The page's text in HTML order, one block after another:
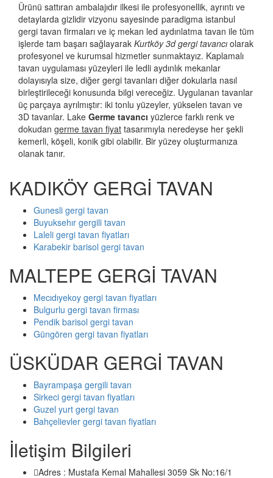
Ürünü sattıran ambalajıdır ilkesi ile profesyonellik, ayrıntı ve
detaylarda gizlidir vizyonu sayesinde paradigma istanbul
gergi tavan firmaları ve iç mekan led aydınlatma tavan ile tüm
işlerde tam başarı sağlayarak Kurtköy 3d gergi tavancı olarak
profesyonel ve kurumsal hizmetler sunmaktayız. Kaplamalı
tavan uygulaması yüzeyleri ile ledli aydınlık mekanlar
dolayısıyla size, diğer gergi tavanları diğer dokularla nasıl
birleştirileceği konusunda bilgi vereceğiz. Uygulanan tavanlar
üç parçaya ayrılmıştır: iki tonlu yüzeyler, yükselen tavan ve
3D tavanlar. Lake Germe tavancı yüzlerce farklı renk ve
dokudan germe tavan fiyat tasarımıyla neredeyse her şekli
kemerli, köşeli, konik gibi olabilir. Bir yüzey oluşturmanıza
olanak tanır.
KADIKÖY GERGİ TAVAN
Gunesli gergi tavan
Buyuksehır gergili tavan
Laleli gergi tavan fiyatları
Karabekir barisol gergi tavan
MALTEPE GERGİ TAVAN
Mecıdıyekoy gergi tavan fiyatları
Bulgurlu gergi tavan firması
Pendik barisol gergi tavan
Güngören gergi tavan fiyatları
ÜSKÜDAR GERGİ TAVAN
Bayrampaşa gergili tavan
Sirkeci gergi tavan fiyatları
Guzel yurt gergi tavan
Bahçelievler gergi tavan fiyatları
İletişim Bilgileri
Adres : Mustafa Kemal Mahallesi 3059 Sk No:16/1